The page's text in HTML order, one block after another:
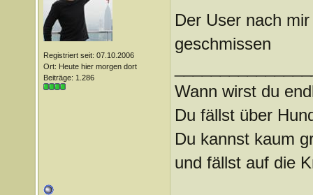
Registriert seit: 07.10.2006
Ort: Heute hier morgen dort
Beiträge: 1.286
Der User nach
geschmissen
Wann wirst du
Du fällst über
Du kannst kaum
und fällst auf die